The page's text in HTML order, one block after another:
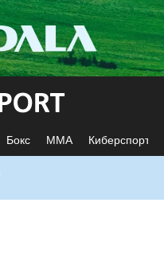
Бокс ММА Киберспорт